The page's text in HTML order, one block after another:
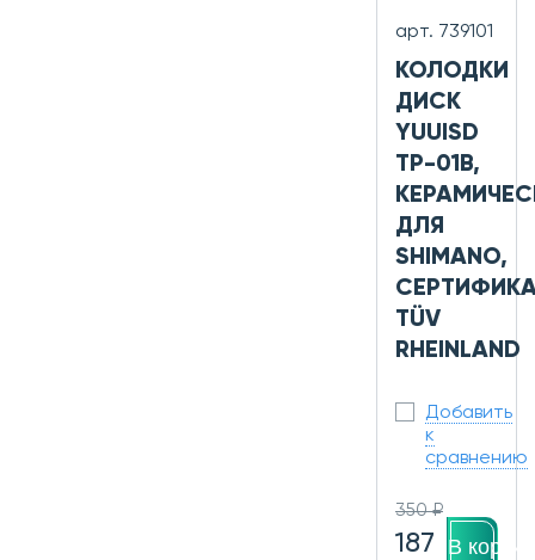
арт. 739101
КОЛОДКИ
ДИСК
YUUISD
TP-01B,
ДЛЯ
SHIMANO,
TÜV
RHEINLAND
Добавить
к
сравнению
350 ₽
187
В